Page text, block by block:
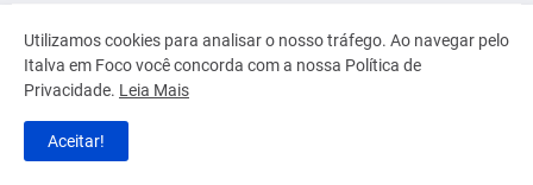
Utilizamos cookies para analisar o nosso tráfego. Ao navegar pelo
Italva em Foco você concorda com a nossa Política de
Privacidade. Leia Mais
Aceitar!